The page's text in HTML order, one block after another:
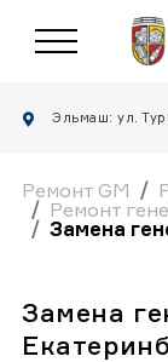
Эльмаш: ул.
Ремонт GM
Ремонт
Замена
Замена